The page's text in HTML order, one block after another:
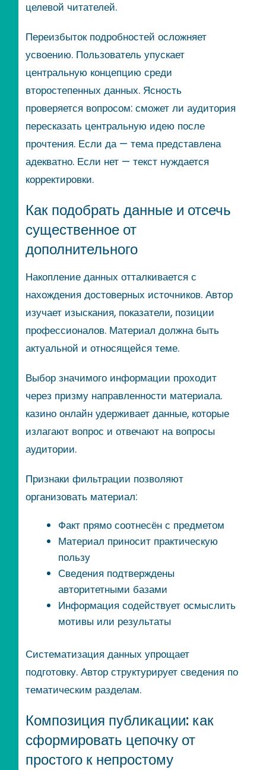
целевой читателей.
Переизбыток подробностей осложняет
усвоению. Пользователь упускает
центральную концепцию среди
второстепенных данных. Ясность
проверяется вопросом: сможет ли аудитория
пересказать центральную идею после
прочтения. Если да — тема представлена
адекватно. Если нет — текст нуждается
корректировки.
Как подобрать данные и отсечь
существенное от
дополнительного
Накопление данных отталкивается с
нахождения достоверных источников. Автор
изучает изыскания, показатели, позиции
профессионалов. Материал должна быть
актуальной и относящейся теме.
Выбор значимого информации проходит
через призму направленности материала.
казино онлайн удерживает данные, которые
излагают вопрос и отвечают на вопросы
аудитории.
Признаки фильтрации позволяют
организовать материал:
Факт прямо соотнесён с предметом
Материал приносит практическую
пользу
Сведения подтверждены
авторитетными базами
Информация содействует осмыслить
мотивы или результаты
Систематизация данных упрощает
подготовку. Автор структурирует сведения по
тематическим разделам.
Композиция публикации: как
сформировать цепочку от
простого к непростому